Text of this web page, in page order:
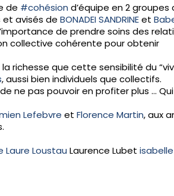
de #cohésion d’équipe en 2
et avisés de BONADEI SANDRINEet
de prendre soins des
collective cohérente pour obtenir
richesse que cette sensibilité du
, aussi bien individuels que collectifs.
ne pas pouvoir en profiter plus …
Lefebvre et Florence Martin, aux
Laure Loustau Laurence Lubet isabelle